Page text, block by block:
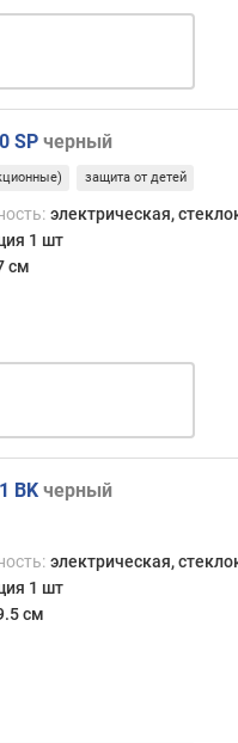
SP черный
защита от детей
электрическая,
1 шт
см
BK черный
электрическая,
1 шт
см